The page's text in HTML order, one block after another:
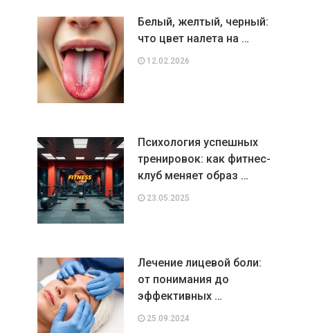
Белый, желтый, черный:
что цвет налета на …
12.02.2026
Психология успешных
тренировок: как фитнес-
клуб меняет образ …
23.05.2025
Лечение лицевой боли:
от понимания до
эффективных …
25.09.2024